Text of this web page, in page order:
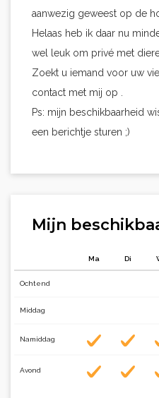
aanwezig geweest op de
Helaas heb ik daar nu
wel leuk om privé met
Zoekt u iemand voor uw
contact met mij op .
Ps: mijn beschikbaarheid
een berichtje sturen ;)
Mijn
Ma Di
Ochtend
Middag
Namiddag
Avond